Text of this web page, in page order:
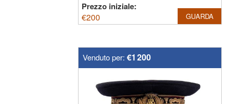
Prezzo iniziale:
€200 GUARDA
Venduto per: €1 200